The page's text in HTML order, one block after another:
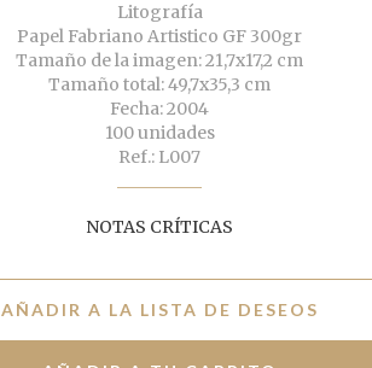
Litografía
Papel Fabriano Artistico GF 300gr
Tamaño de la imagen: 21,7x17,2 cm
Tamaño total: 49,7x35,3 cm
Fecha: 2004
100 unidades
Ref.: L007
NOTAS CRÍTICAS
AÑADIR A LA LISTA DE DESEOS